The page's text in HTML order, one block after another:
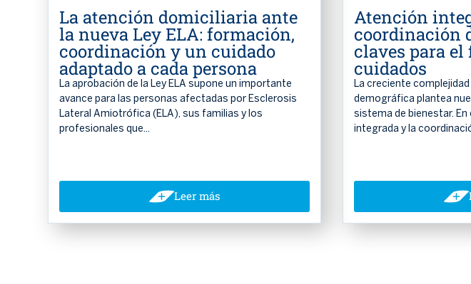
La atención domiciliaria ante
la nueva Ley ELA: formación,
coordinación y un cuidado
adaptado a cada persona
La aprobación de la Ley ELA supone un importante
avance para las personas afectadas por Esclerosis
Lateral Amiotrófica (ELA), sus familias y los
profesionales que...
Leer más
Atención
coordinación
claves para
cuidados
La creciente
demográfica plantea
sistema de bienestar.
integrada y la